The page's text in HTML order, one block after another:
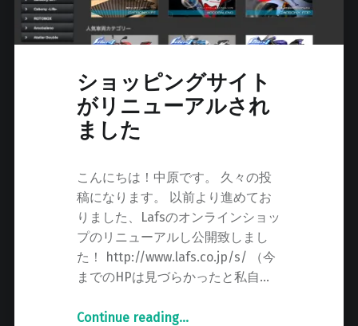
お
ら
ショッピングサイト
がリニューアルされ
ました
こんにちは！中原です。 久々の投
稿になります。 以前より進めてお
りました、Lafsのオンラインショッ
プのリニューアルし公開致しまし
た！ http://www.lafs.co.jp/s/ （今
までのHPは見づらかったと私自…
Continue reading"
…